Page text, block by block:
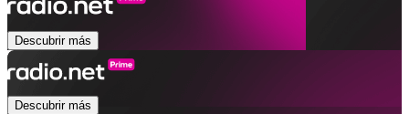
Descubrir más
Descubrir más